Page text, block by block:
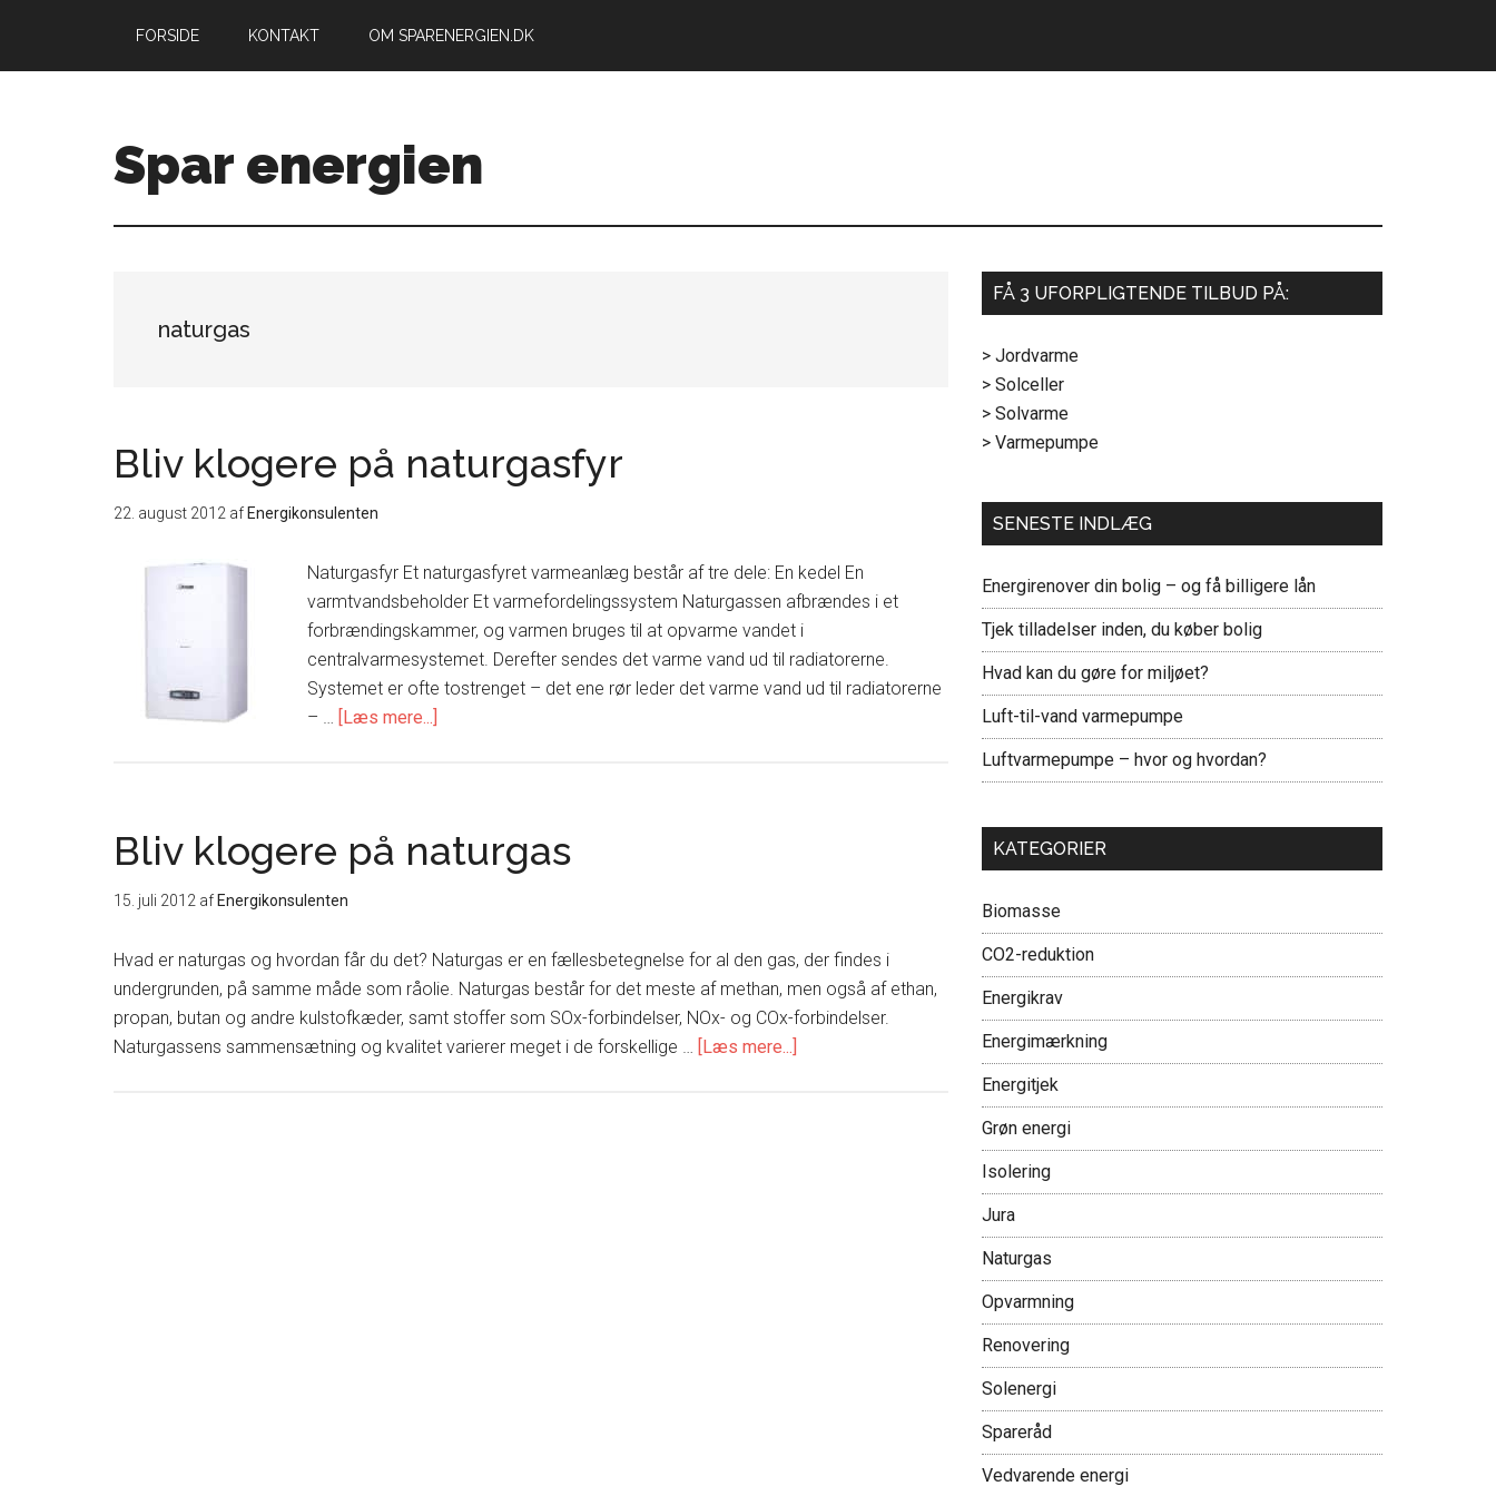
indhold
til
FORSIDE KONTAKT OM SPARENERGIEN.DK
Spar energien
naturgas
Bliv klogere på naturgasfyr
22. august 2012 af Energikonsulenten
Naturgasfyr Et naturgasfyret varmeanlæg består af tre dele: En kedel En
varmtvandsbeholder Et varmefordelingssystem Naturgassen afbrændes i et
forbrændingskammer, og varmen bruges til at opvarme vandet i
centralvarmesystemet. Derefter sendes det varme vand ud til radiatorerne.
Systemet er ofte tostrenget – det ene rør leder det varme vand ud til radiatorerne
– … [Læs mere...]
naturgasfyr
Bliv klogere på naturgas
15. juli 2012 af Energikonsulenten
Hvad er naturgas og hvordan får du det? Naturgas er en fællesbetegnelse for al den gas, der findes i
undergrunden, på samme måde som råolie. Naturgas består for det meste af methan, men også af ethan,
propan, butan og andre kulstofkæder, samt stoffer som SOx-forbindelser, NOx- og COx-forbindelser.
Naturgassens sammensætning og kvalitet varierer meget i de forskellige … [Læs mere...]
Primær
FÅ 3 UFORPLIGTENDE TILBUD PÅ:
> Jordvarme
> Solceller
> Solvarme
> Varmepumpe
SENESTE INDLÆG
Energirenover din bolig – og få billigere lån
Tjek tilladelser inden, du køber bolig
Hvad kan du gøre for miljøet?
Luft-til-vand varmepumpe
Luftvarmepumpe – hvor og hvordan?
KATEGORIER
Biomasse
CO2-reduktion
Energikrav
Energimærkning
Energitjek
Grøn energi
Isolering
Jura
Naturgas
Opvarmning
Renovering
Solenergi
Spareråd
Vedvarende energi